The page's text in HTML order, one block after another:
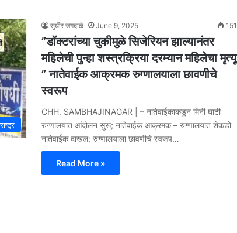
सुधीर जगदाळे June 9, 2025 151
”डॉक्टरांच्या चुकीमुळे सिजेरियन झाल्यानंतर
महिलेची पुन्हा शस्त्रक्रिया दरम्यान महिलेचा मृत्यू
” नातेवाईक आक्रमक रुग्णालयाला छावणीचे
स्वरूप
CHH. SAMBHAJINAGAR | – नातेवाईकाकडून मिनी घाटी
रुग्णालयात आंदोलन सुरू; नातेवाईक आक्रमक – रुग्णालयात शेकडो
नातेवाईक दाखल; रुग्णालयाला छावणीचे स्वरूप…
Read More »